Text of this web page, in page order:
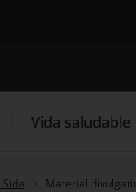
Vida saludable
Material